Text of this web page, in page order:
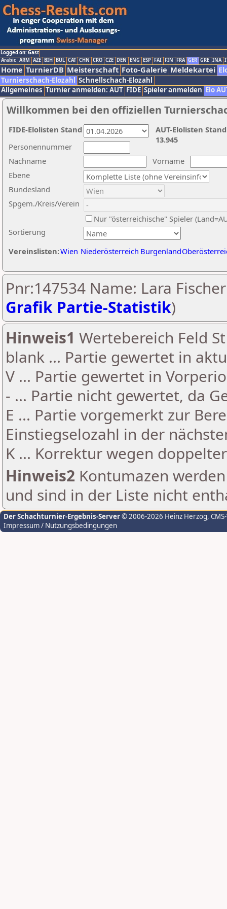
Logged on: Gast
Arabic ARM AZE BIH BUL CAT CHN CRO CZE DEN ENG ESP FAI FIN FRA GER GRE INA
Home TurnierDB Meisterschaft Foto-Galerie Meldekartei
Turnierschach-Elozahl Schnellschach-Elozahl
Allgemeines Turnier anmelden: AUT FIDE Spieler anmelden Elo
Willkommen bei den offiziellen
Nachname
Vorname
Ebene
Sortierung
Personennummer
Bundesland
Spgem./Kreis/Verein
Nur "österreichische" Spieler
Vereinslisten:Wien Niederösterreich Burgenland
AUT-Elolisten
13.945
FIDE-Elolisten Stand
Pnr:147534 Name: Lara
Grafik Partie-Statistik)
Hinweis1 Wertebereich Feld
blank ... Partie gewertet in
V ... Partie gewertet in
- ... Partie nicht gewertet, da
E ... Partie vorgemerkt zur
Einstiegselozahl in der
K ... Korrektur wegen
Hinweis2 Kontumazen
und sind in der Liste nicht
Der Schachturnier-Ergebnis-Server© 2006-2026 Heinz Herzog,
Impressum / Nutzungsbedingungen